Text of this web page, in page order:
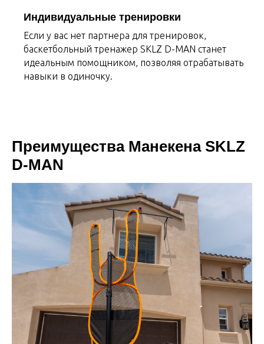
Индивидуальные тренировки
Если у вас нет партнера для тренировок,
баскетбольный тренажер SKLZ D-MAN станет
идеальным помощником, позволяя отрабатывать
навыки в одиночку.
Преимущества Манекена SKLZ
D-MAN